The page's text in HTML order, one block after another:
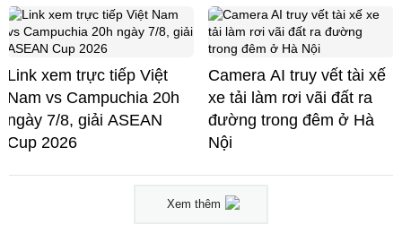
Link xem trực tiếp Việt
Nam vs Campuchia 20h
ngày 7/8, giải ASEAN
Cup 2026
Camera AI truy vết tài xế
xe tải làm rơi vãi đất ra
đường trong đêm ở Hà
Nội
Xem thêm